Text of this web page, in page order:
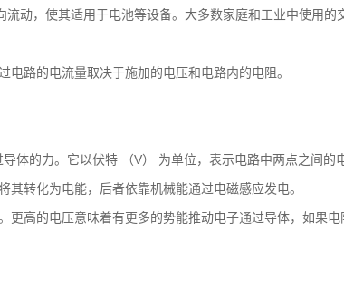
流动，使其适用于电池等设备。大多数家庭和工业中使用
路的电流量取决于施加的电压和电路内的电阻。
体的力。它以伏特 （V） 为单位，表示电路中两点之间的
转化为电能，后者依靠机械能通过电磁感应发电。
高的电压意味着有更多的势能推动电子通过导体，如果电